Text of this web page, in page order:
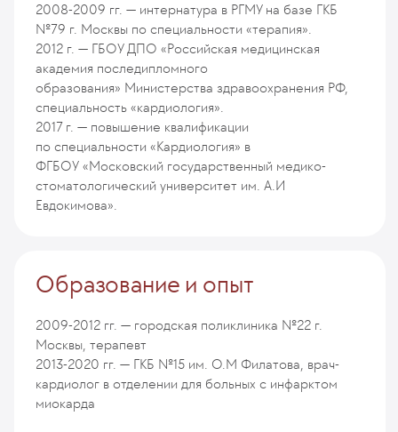
2008-2009 гг. — интернатура в РГМУ на базе ГКБ
№79 г. Москвы по специальности «терапия».
2012 г. — ГБОУ ДПО «Российская медицинская
академия последипломного
образования» Министерства здравоохранения РФ,
специальность «кардиология».
2017 г. — повышение квалификации
по специальности «Кардиология» в
ФГБОУ «Московский государственный медико-
стоматологический университет им. А.И
Евдокимова».
Образование и опыт
2009-2012 гг. — городская поликлиника №22 г.
Москвы, терапевт
2013-2020 гг. — ГКБ №15 им. О.М Филатова, врач-
кардиолог в отделении для больных с инфарктом
миокарда